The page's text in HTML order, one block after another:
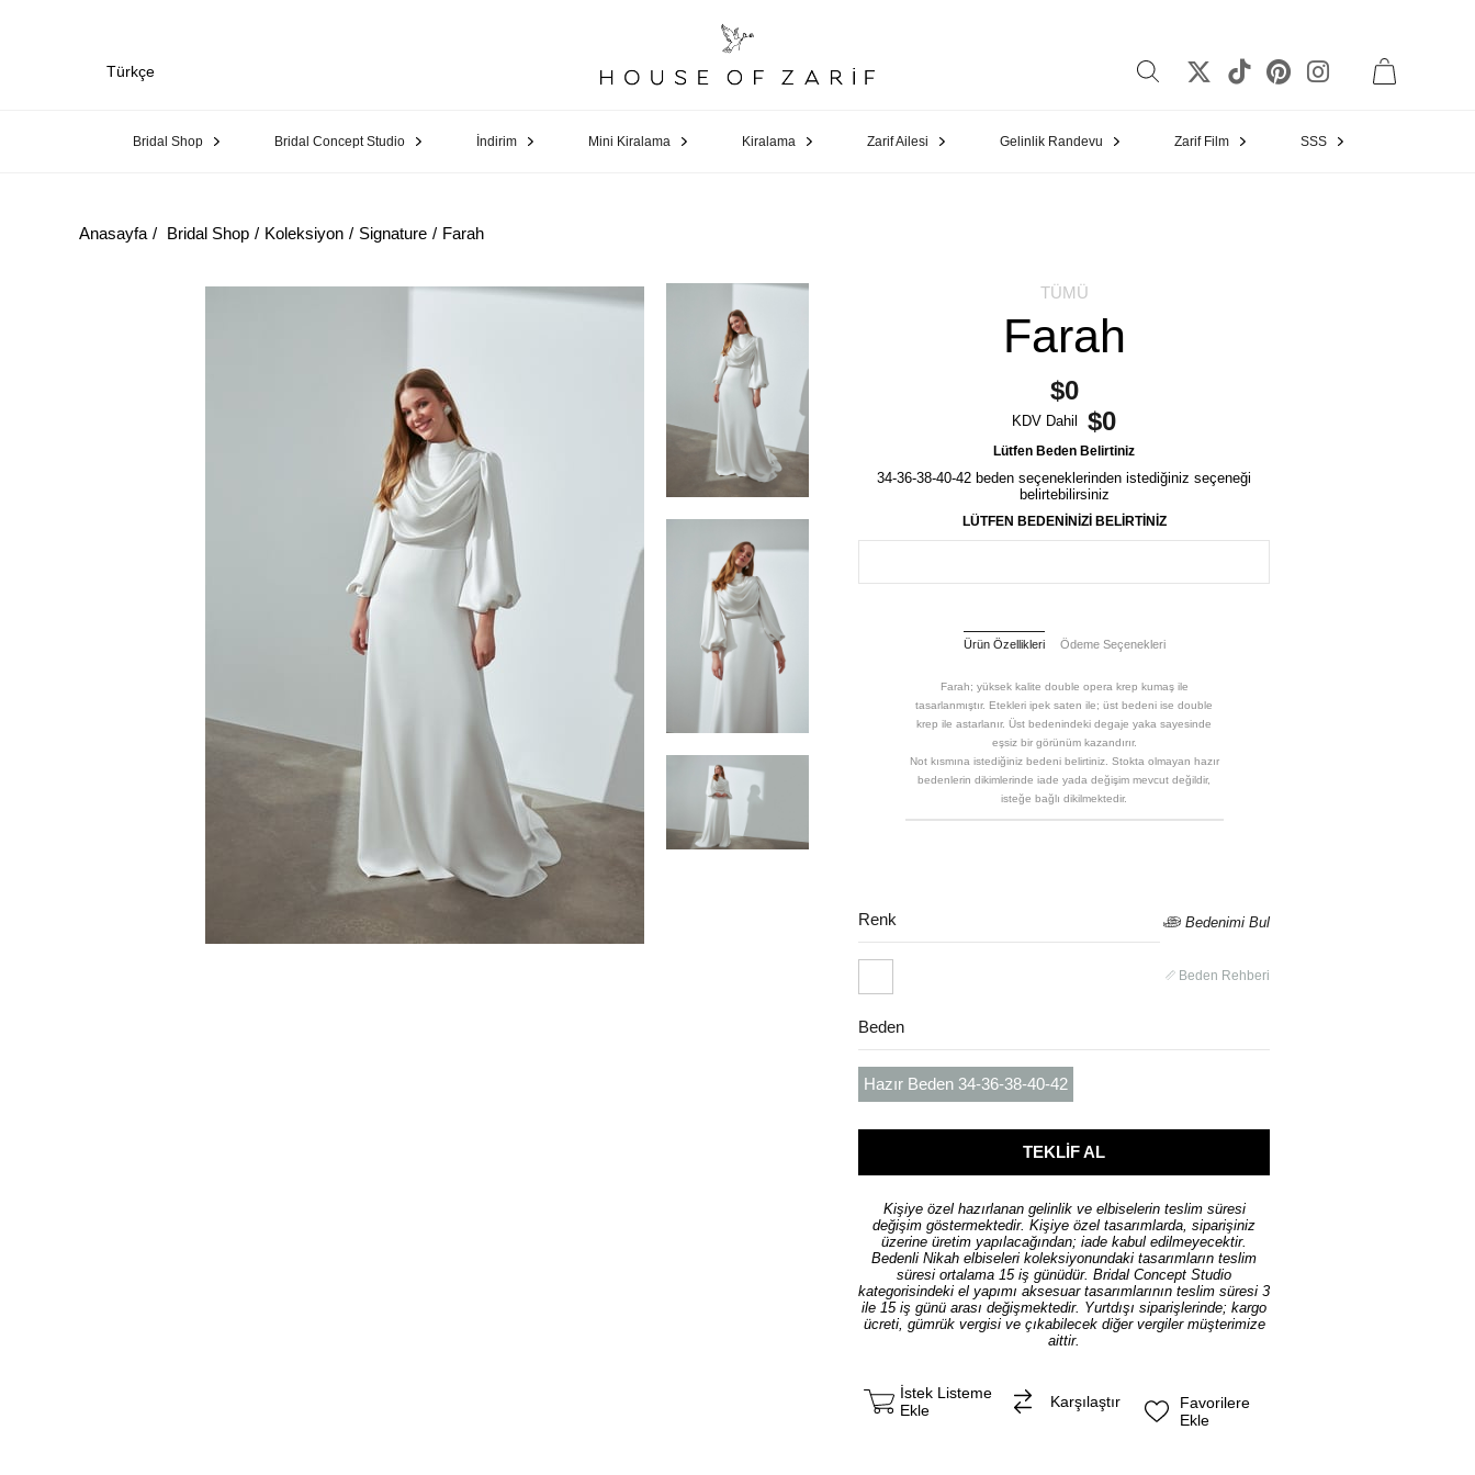
Türkçe
Bridal Shop Bridal Concept Studio İndirim Mini Kiralama Kiralama Zarif Ailesi Gelinlik Randevu Zarif Film SSS
Anasayfa Bridal Shop Koleksiyon Signature Farah
TÜMÜ
Farah
$0
KDV Dahil $0
Lütfen Beden Belirtiniz
34-36-38-40-42 beden seçeneklerinden istediğiniz seçeneği
belirtebilirsiniz
LÜTFEN BEDENİNİZİ BELİRTİNİZ
Ürün Özellikleri Ödeme Seçenekleri
Farah; yüksek kalite double opera krep kumaş ile
tasarlanmıştır. Etekleri ipek saten ile; üst bedeni ise double
krep ile astarlanır. Üst bedenindeki degaje yaka sayesinde
eşsiz bir görünüm kazandırır.
Not kısmına istediğiniz bedeni belirtiniz. Stokta olmayan hazır
bedenlerin dikimlerinde iade yada değişim mevcut değildir,
isteğe bağlı dikilmektedir.
Bedenimi Bul
Beden Rehberi
Renk
Beden
Hazır Beden 34-36-38-40-42
Kişiye özel hazırlanan gelinlik ve elbiselerin teslim süresi
değişim göstermektedir. Kişiye özel tasarımlarda, siparişiniz
üzerine üretim yapılacağından; iade kabul edilmeyecektir.
Bedenli Nikah elbiseleri koleksiyonundaki tasarımların teslim
süresi ortalama 15 iş günüdür. Bridal Concept Studio
kategorisindeki el yapımı aksesuar tasarımlarının teslim süresi 3
ile 15 iş günü arası değişmektedir. Yurtdışı siparişlerinde; kargo
ücreti, gümrük vergisi ve çıkabilecek diğer vergiler müşterimize
aittir.
Favorilere
Ekle
İstek Listeme
Ekle
Karşılaştır